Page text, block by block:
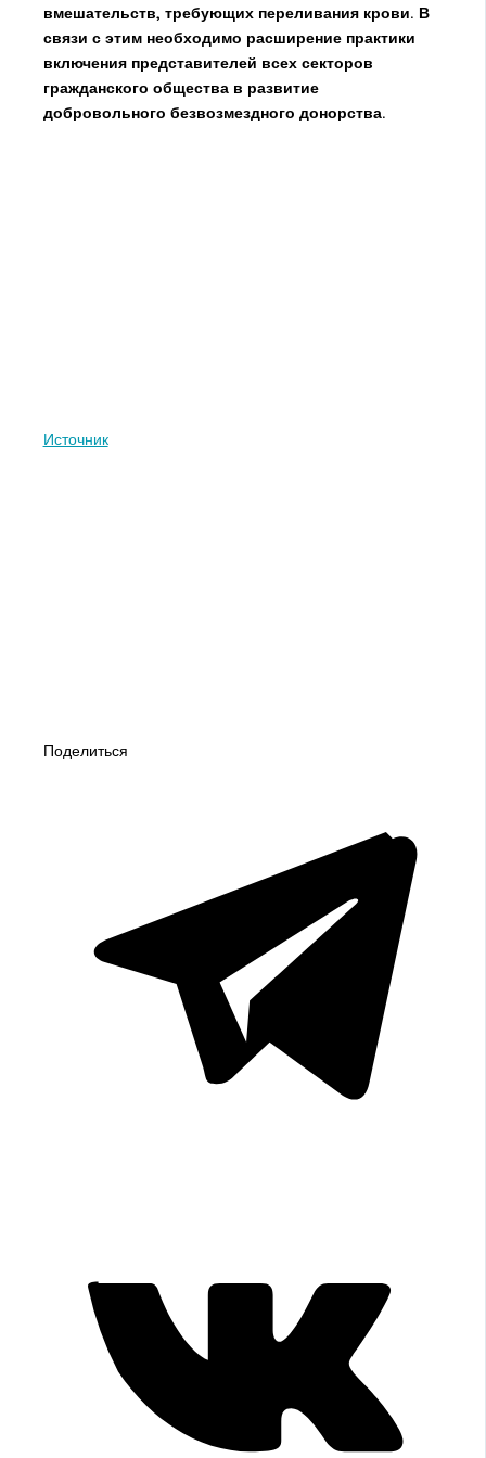
вмешательств, требующих переливания крови. В
связи с этим необходимо расширение практики
включения представителей всех секторов
гражданского общества в развитие
добровольного безвозмездного донорства.
Источник
Поделиться